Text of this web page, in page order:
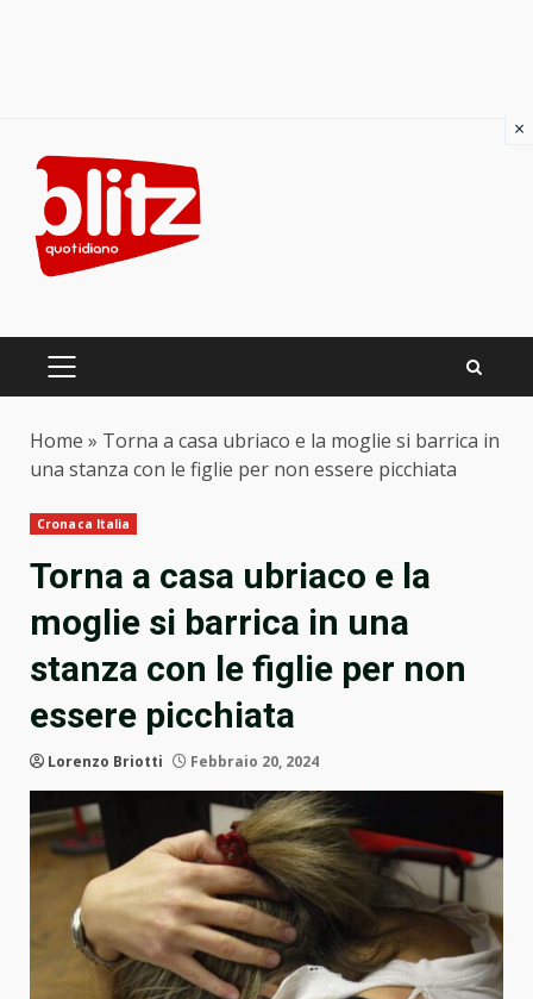
content
PRIMARY
Home » Torna a casa ubriaco e la moglie si barrica in
una stanza con le figlie per non essere picchiata
Cronaca Italia
Torna a casa ubriaco e la
moglie si barrica in una
stanza con le figlie per non
essere picchiata
Lorenzo Briotti Febbraio 20, 2024
×